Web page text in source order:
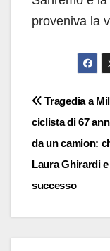
proveniva la
articoli
Tragedia a
ciclista di 67
da un camion:
Laura Ghirardi
successo